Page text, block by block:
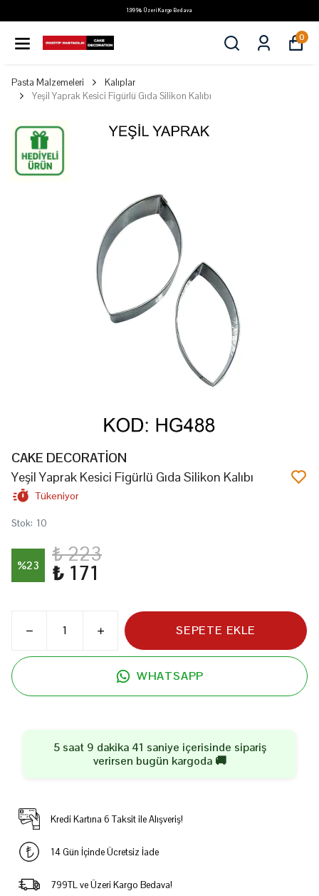
1.999₺ Üzeri Kargo Bedava
0
Pasta Malzemeleri
Kalıplar
Yeşil Yaprak Kesici Figürlü Gıda Silikon Kalıbı
CAKE DECORATİON
Yeşil Yaprak Kesici Figürlü Gıda Silikon Kalıbı
Tükeniyor
Stok: 10
%23 ₺ 223
₺ 171
SEPETE EKLE
WHATSAPP
5 saat 9 dakika 41 saniye içerisinde sipariş
verirsen bugün kargoda 🚚
Kredi Kartına 6 Taksit ile Alışveriş!
14 Gün İçinde Ücretsiz İade
799TL ve Üzeri Kargo Bedava!